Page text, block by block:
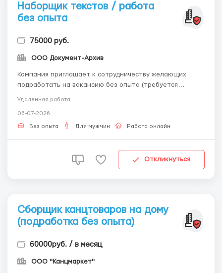
Наборщик текстов / работа
без опыта
75000 руб.
ООО Документ-Архив
Компания приглашает к сотрудничеству желающих
подработать на вакансию без опыта (требуется
workdoctext@gmail.com Условия работы: Ваша работа
будет заключаться в следующем: наше издательство
Удаленная работа
06-07-2026
Без опыта Для мужчин Работа онлайн
Откликнуться
Сборщик канцтоваров на дому
(подработка без опыта)
60000руб. / в месяц
ООО "Канцмаркет"